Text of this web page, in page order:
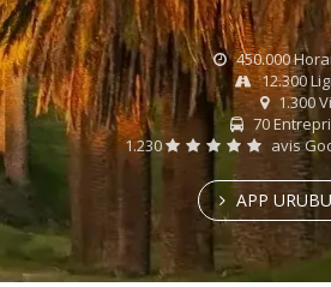
450.000
12.300
1.300
70
1.230
avis
APP